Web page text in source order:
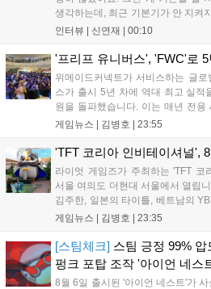
생각하는데, 최근 기본기가 안 지켜
를 추구하다 보니까 팀적으로 안 좋
LoL 챔피언스 코리아(LCK)'...
인터뷰 | 신연재 | 00:10
'프리프 유니버스', 'FWC'로
위메이드커넥트가 서비스하는 글
스가 출시 5년 차에 역대 최고 실적
원을 돌파했습니다. 이는 매년 전용
스포츠 대회 FWC의 영향이 큽니다.
은 전년 대비 매출과 이용자 지표가
FWC 그랜드 파이널이 개최될 예
통해 커뮤니티 중심의 장기 성장 모
게임뉴스 | 김병호 | 23:55
'TFT 코리아 인비테이셔널',
라이엇 게임즈가 주최하는 'TFT 코
서울 여의도 더현대 서울에서 열립
김주한, 일본의 타이틀, 베트남의
는 소속팀 없이 개인 자격으로 참가
17일까지 이어지는 이번 행사는 신
거리를 제공하며, 이후 현대백화점
니다. 연말에는 라스베이거스 오픈이
게임뉴스 | 김병호 | 23:35
[스팀체크] 스팀 긍정 99%
펑크 포탑 조작 '아이언 네스
8월 6일 출시된 '아이언 네스트'가